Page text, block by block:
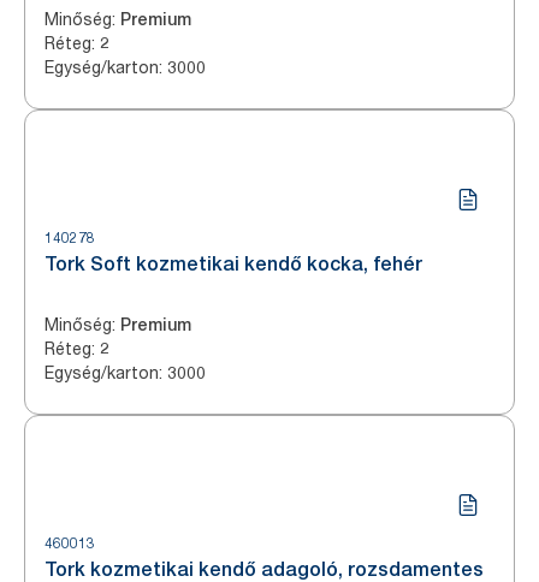
Minőség: Premium
Réteg: 2
Egység/karton: 3000
140278
Tork Soft kozmetikai kendő kocka, fehér
Minőség: Premium
Réteg: 2
Egység/karton: 3000
460013
Tork kozmetikai kendő adagoló, rozsdamentes